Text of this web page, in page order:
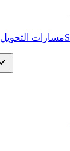
مسارات التحويل